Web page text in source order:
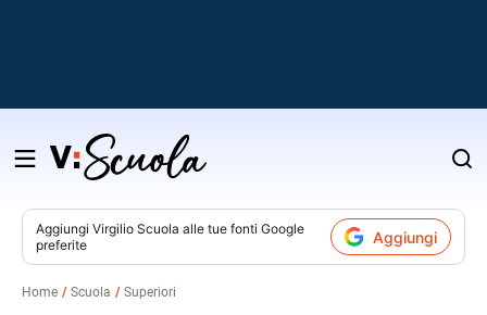
Salta
contenuto
Aggiungi Virgilio Scuola alle tue fonti Google
preferite
Aggiungi
Home Scuola Superiori